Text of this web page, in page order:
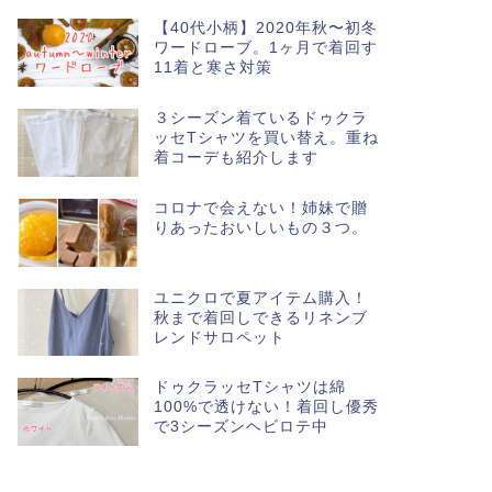
【40代小柄】2020年秋〜初冬
ワードローブ。1ヶ月で着回す
11着と寒さ対策
３シーズン着ているドゥクラ
ッセTシャツを買い替え。重ね
着コーデも紹介します
コロナで会えない！姉妹で贈
りあったおいしいもの３つ。
ユニクロで夏アイテム購入！
秋まで着回しできるリネンブ
レンドサロペット
ドゥクラッセTシャツは綿
100%で透けない！着回し優秀
で3シーズンヘビロテ中